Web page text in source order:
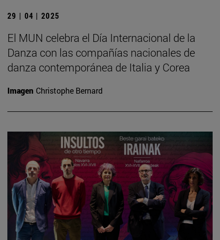
29 | 04 | 2025
El MUN celebra el Día Internacional de la
Danza con las compañías nacionales de
danza contemporánea de Italia y Corea
Imagen Christophe Bernard